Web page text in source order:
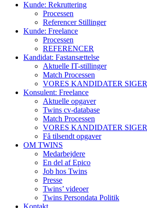
Kunde: Rekruttering
Processen
Referencer Stillinger
Kunde: Freelance
Processen
REFERENCER
Kandidat: Fastansættelse
Aktuelle IT-stillinger
Match Processen
VORES KANDIDATER SIGER
Konsulent: Freelance
Aktuelle opgaver
Twins cv-database
Match Processen
VORES KANDIDATER SIGER
Få tilsendt opgaver
OM TWINS
Medarbejdere
En del af Epico
Job hos Twins
Presse
Twins’ videoer
Twins Persondata Politik
Kontakt